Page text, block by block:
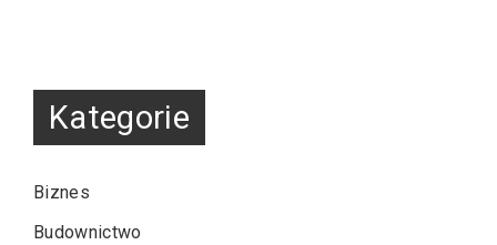
Kategorie
Biznes
Budownictwo